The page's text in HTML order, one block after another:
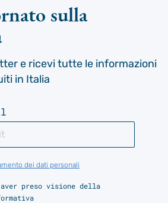
sulla
e ricevi tutte le informazioni
in Italia
dei dati personali
preso visione della